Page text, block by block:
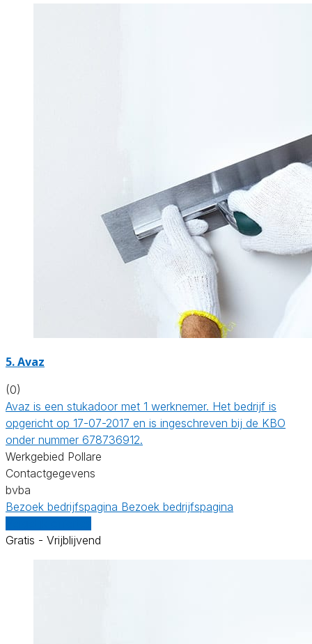
5. Avaz
(0)
Avaz is een stukadoor met 1 werknemer. Het bedrijf is
opgericht op 17-07-2017 en is ingeschreven bij de KBO
onder nummer 678736912.
Werkgebied Pollare
Contactgegevens
bvba
Bezoek bedrijfspagina Bezoek bedrijfspagina
Gratis - Vrijblijvend